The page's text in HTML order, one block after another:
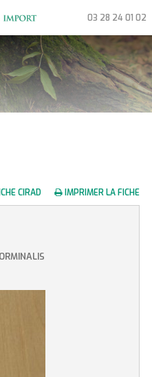
03 28 24 01 02
CIRAD IMPRIMER LA FICHE